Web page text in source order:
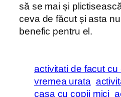
să se mai și
ceva de făcut și asta
benefic pentru el.
activitati de facut cu
vremea urata
casa cu copii mici